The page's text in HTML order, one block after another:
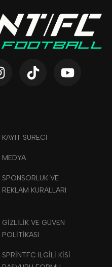
KAYIT SÜRECİ
MEDYA
SPONSORLUK VE
REKLAM KURALLARI
GIZLILIK VE GÜVEN
POLITIKASI
SPRINTFC ILGILI KISI